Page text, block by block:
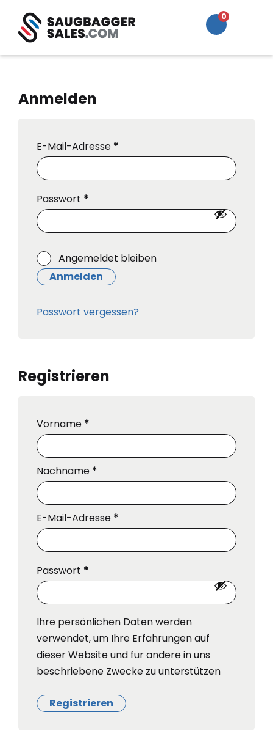
Search
0
Cart
Anmelden
E-Mail-Adresse *
Passwort *
Angemeldet bleiben
Anmelden
Passwort vergessen?
Registrieren
Vorname *
Nachname *
E-Mail-Adresse *
Passwort *
Ihre persönlichen Daten werden
verwendet, um Ihre Erfahrungen auf
dieser Website und für andere in uns
beschriebene Zwecke zu unterstützen
Registrieren